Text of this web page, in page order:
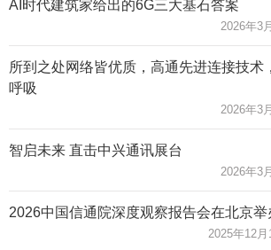
AI时代建筑家给出的6G三大基石答案
2026年3
所到之处网络皆优质，高通先进连接技术
呼吸
2026年3
智启未来 直击中兴通讯展台
2026年3
2026中国信通院深度观察报告会在北京举
2025年12